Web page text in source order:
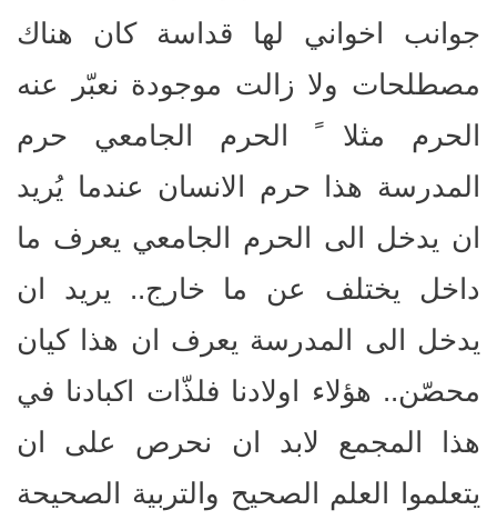
جوانب اخواني لها قداسة كان هناك
مصطلحات ولا زالت موجودة نعبّر عنه
الحرم مثلا ً الحرم الجامعي حرم
المدرسة هذا حرم الانسان عندما يُريد
ان يدخل الى الحرم الجامعي يعرف ما
داخل يختلف عن ما خارج.. يريد ان
يدخل الى المدرسة يعرف ان هذا كيان
محصّن.. هؤلاء اولادنا فلذّات اكبادنا في
هذا المجمع لابد ان نحرص على ان
يتعلموا العلم الصحيح والتربية الصحيحة